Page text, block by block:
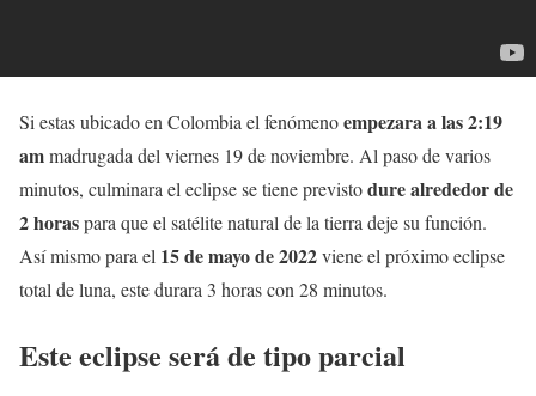
Si estas ubicado en Colombia el fenómenoempezara a las 2:19
ammadrugada del viernes 19 de noviembre. Al paso de varios
minutos, culminara el eclipse se tiene previstodure alrededor de
2 horaspara que el satélite natural de la tierra deje su función.
Así mismo para el 15 de mayo de 2022viene el próximo eclipse
total de luna, este durara 3 horas con 28 minutos.
Este eclipse será de tipo parcial